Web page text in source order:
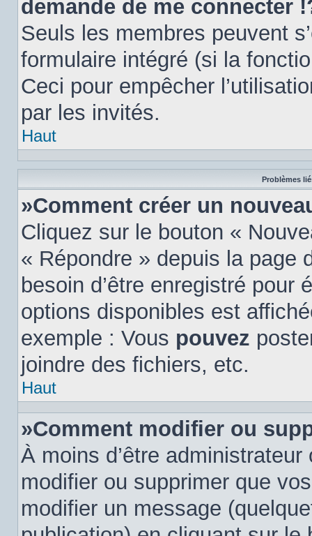
demande de me connecter
Seuls les membres peuvent
formulaire intégré (si la
Ceci pour empêcher
par les invités.
Haut
Problèmes
»Comment créer un
Cliquez sur le bouton «
« Répondre » depuis la page
besoin d’être enregistré
options disponibles est
exemple : Vous pouvez
joindre des fichiers, etc.
Haut
»Comment modifier ou
À moins d’être
modifier ou supprimer que
modifier un message